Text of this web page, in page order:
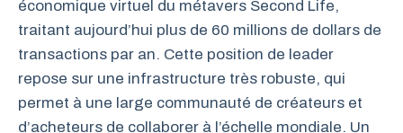
économique virtuel du métavers Second Life,
traitant aujourd’hui plus de 60 millions de dollars de
transactions par an. Cette position de leader
repose sur une infrastructure très robuste, qui
permet à une large communauté de créateurs et
d’acheteurs de collaborer à l’échelle mondiale. Un